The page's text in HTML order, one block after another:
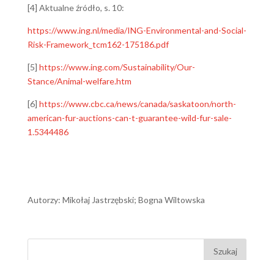
[4] Aktualne źródło, s. 10:
https://www.ing.nl/media/ING-Environmental-and-Social-
Risk-Framework_tcm162-175186.pdf
[5] https://www.ing.com/Sustainability/Our-
Stance/Animal-welfare.htm
[6] https://www.cbc.ca/news/canada/saskatoon/north-
american-fur-auctions-can-t-guarantee-wild-fur-sale-
1.5344486
Autorzy: Mikołaj Jastrzębski; Bogna Wiltowska